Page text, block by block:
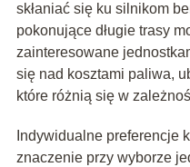
skłaniać się ku silnikom
pokonujące długie trasy
zainteresowane
się nad kosztami paliwa,
które różnią się w
Indywidualne preferencje
znaczenie przy wyborze